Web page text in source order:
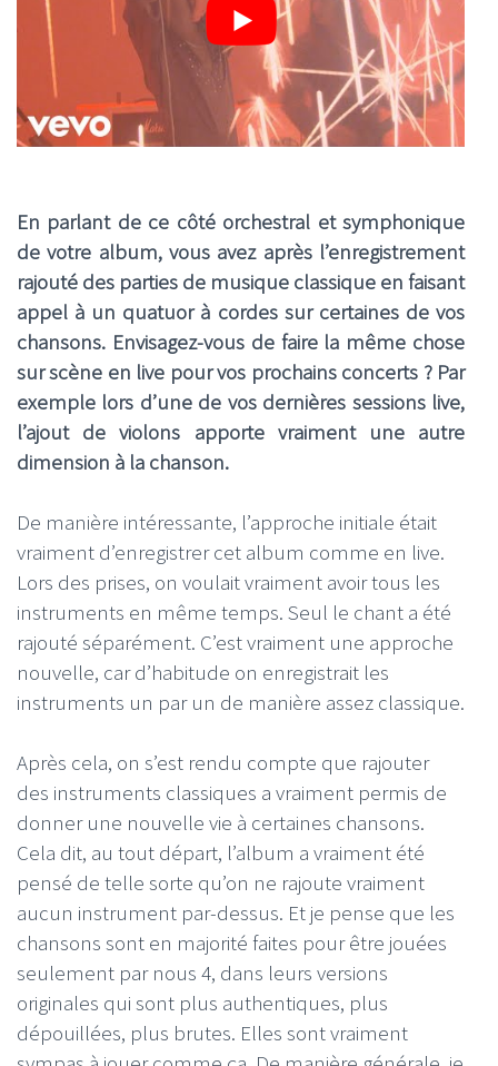
En parlant de ce côté orchestral et symphonique
de votre album, vous avez après l’enregistrement
rajouté des parties de musique classique en faisant
appel à un quatuor à cordes sur certaines de vos
chansons. Envisagez-vous de faire la même chose
sur scène en live pour vos prochains concerts ? Par
exemple lors d’une de vos dernières sessions live,
l’ajout de violons apporte vraiment une autre
dimension à la chanson.
De manière intéressante, l’approche initiale était
vraiment d’enregistrer cet album comme en live.
Lors des prises, on voulait vraiment avoir tous les
instruments en même temps. Seul le chant a été
rajouté séparément. C’est vraiment une approche
nouvelle, car d’habitude on enregistrait les
instruments un par un de manière assez classique.
Après cela, on s’est rendu compte que rajouter
des instruments classiques a vraiment permis de
donner une nouvelle vie à certaines chansons.
Cela dit, au tout départ, l’album a vraiment été
pensé de telle sorte qu’on ne rajoute vraiment
aucun instrument par-dessus. Et je pense que les
chansons sont en majorité faites pour être jouées
seulement par nous 4, dans leurs versions
originales qui sont plus authentiques, plus
dépouillées, plus brutes. Elles sont vraiment